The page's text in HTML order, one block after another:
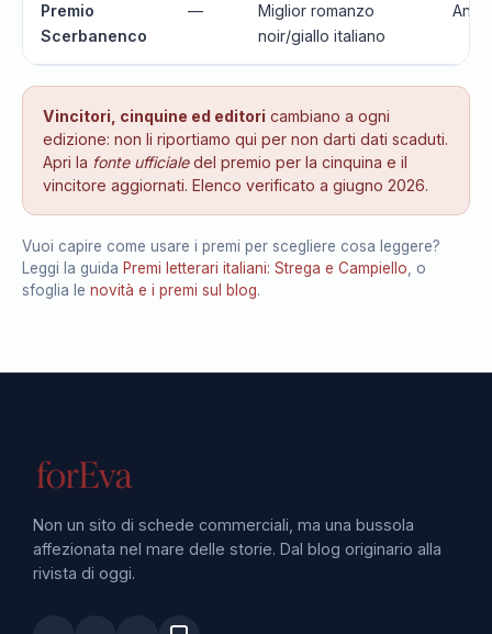
Premio
Scerbanenco
—
Miglior romanzo
noir/giallo italiano
Vincitori, cinquine ed editori cambiano a ogni
edizione: non li riportiamo qui per non darti dati scaduti.
Apri la fonte ufficialedel premio per la cinquina e il
vincitore aggiornati. Elenco verificato a giugno 2026.
Vuoi capire come usare i premi per scegliere cosa leggere?
Leggi la guida Premi letterari italiani: Strega e Campiello , o
sfoglia le novità e i premi sul blog.
Non un sito di schede commerciali, ma una bussola
affezionata nel mare delle storie. Dal blog originario alla
rivista di oggi.